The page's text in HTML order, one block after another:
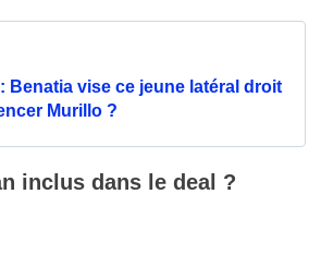
: Benatia vise ce jeune latéral droit
Murillo ?
inclus dans le deal ?